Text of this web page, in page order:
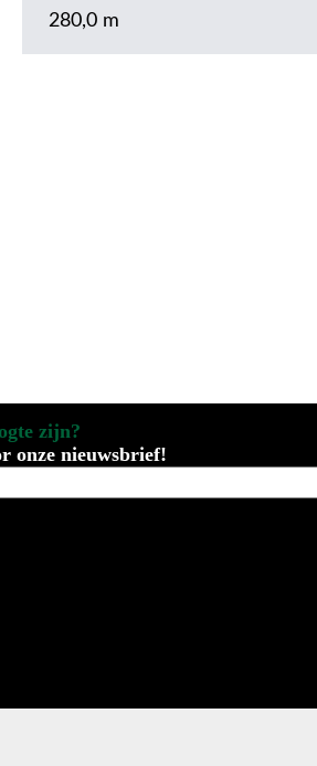
280,0 m
zijn?
onze nieuwsbrief!